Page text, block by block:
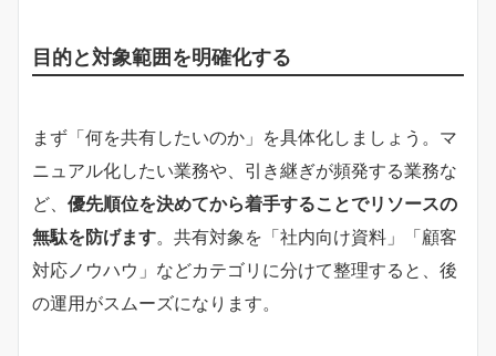
目的と対象範囲を明確化する
まず「何を共有したいのか」を具体化しましょう。マ
ニュアル化したい業務や、引き継ぎが頻発する業務な
ど、 優先順位を決めてから着手することでリソースの
無駄を防げます。共有対象を「社内向け資料」「顧客
対応ノウハウ」などカテゴリに分けて整理すると、後
の運用がスムーズになります。